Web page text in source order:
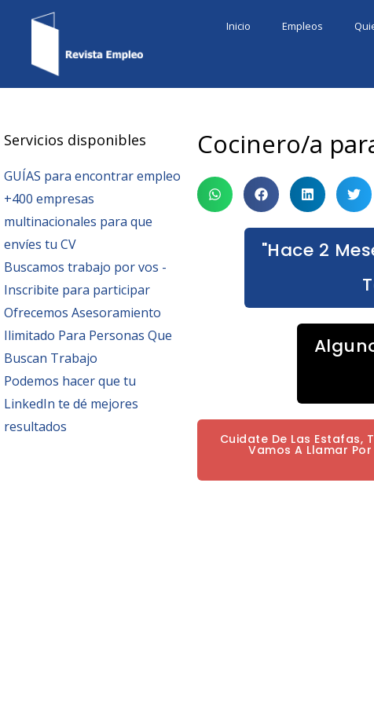
Inicio Empleos
Servicios disponibles
GUÍAS para encontrar empleo
+400 empresas
multinacionales para que
envíes tu CV
Buscamos trabajo por vos -
Inscribite para participar
Ofrecemos Asesoramiento
Ilimitado Para Personas Que
Buscan Trabajo
Podemos hacer que tu
LinkedIn te dé mejores
resultados
Cocinero/a
"Hace 2
Cuidate De Las Estafas,
Vamos A Llamar